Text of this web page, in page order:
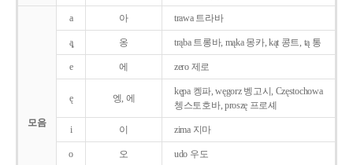
모음
a 아 trawa 트라바
ą̨ 옹 trąba 트롱바, mąka 몽카, kąt 콩트, tą 통
e 에 zero 제로
ę 엥, 에
kępa 켕파, węgorz 벵고시, Częstochowa
쳉스토호바, proszę 프로셰
i 이 zima 지마
o 오 udo 우도